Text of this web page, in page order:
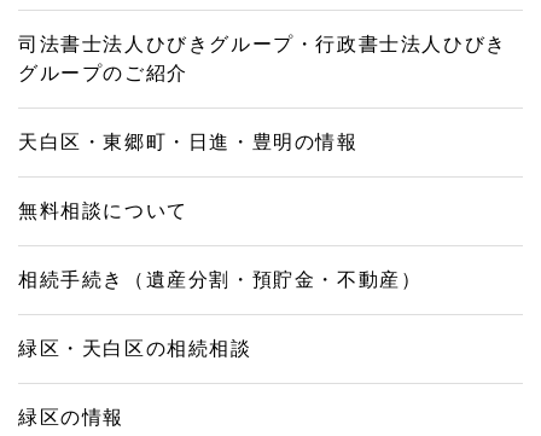
司法書士法人ひびきグループ・行政書士法人ひびき
グループのご紹介
天白区・東郷町・日進・豊明の情報
無料相談について
相続手続き（遺産分割・預貯金・不動産）
緑区・天白区の相続相談
緑区の情報